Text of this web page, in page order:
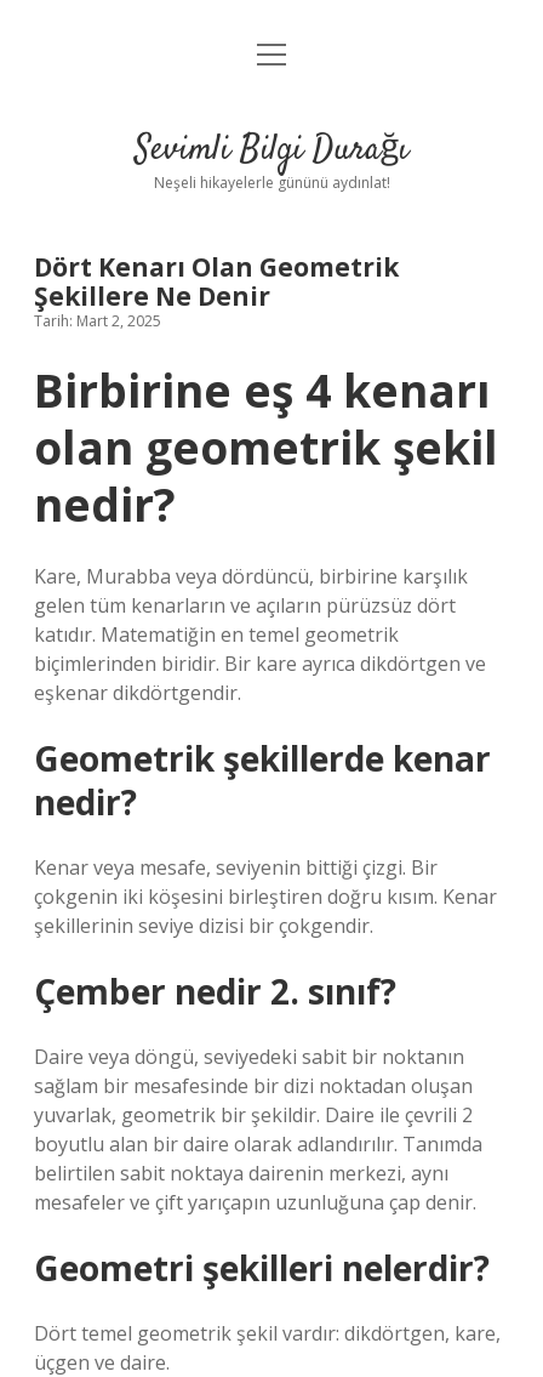
Anasayfa
Yasal Uyarı
menüyü
Sevimli Bilgi Durağı
Neşeli hikayelerle gününü aydınlat!
Dört Kenarı Olan Geometrik
Şekillere Ne Denir
Tarih: Mart 2, 2025
Birbirine eş 4 kenarı
olan geometrik şekil
nedir?
Kare, Murabba veya dördüncü, birbirine karşılık
gelen tüm kenarların ve açıların pürüzsüz dört
katıdır. Matematiğin en temel geometrik
biçimlerinden biridir. Bir kare ayrıca dikdörtgen ve
eşkenar dikdörtgendir.
Geometrik şekillerde kenar
nedir?
Kenar veya mesafe, seviyenin bittiği çizgi. Bir
çokgenin iki köşesini birleştiren doğru kısım. Kenar
şekillerinin seviye dizisi bir çokgendir.
Çember nedir 2. sınıf?
Daire veya döngü, seviyedeki sabit bir noktanın
sağlam bir mesafesinde bir dizi noktadan oluşan
yuvarlak, geometrik bir şekildir. Daire ile çevrili 2
boyutlu alan bir daire olarak adlandırılır. Tanımda
belirtilen sabit noktaya dairenin merkezi, aynı
mesafeler ve çift yarıçapın uzunluğuna çap denir.
Geometri şekilleri nelerdir?
Dört temel geometrik şekil vardır: dikdörtgen, kare,
üçgen ve daire.